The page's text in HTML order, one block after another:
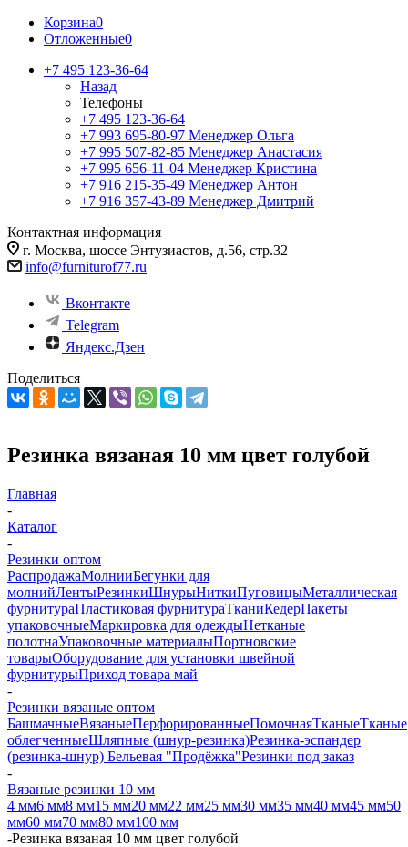
Корзина0
Отложенные0
+7 495 123-36-64
Назад
Телефоны
+7 495 123-36-64
+7 993 695-80-97 Менеджер Ольга
+7 995 507-82-85 Менеджер Анастасия
+7 995 656-11-04 Менеджер Кристина
+7 916 215-35-49 Менеджер Антон
+7 916 357-43-89 Менеджер Дмитрий
Контактная информация
г. Москва, шоссе Энтузиастов, д.56, стр.32
info@furniturof77.ru
Вконтакте
Telegram
Яндекс.Дзен
Поделиться
Резинка вязаная 10 мм цвет голубой
Главная
-
Каталог
-
Резинки оптом
РаспродажаМолнииБегунки для
молнийЛентыРезинкиШнурыНиткиПуговицыМеталлическая
фурнитураПластиковая фурнитураТканиКедерПакеты
упаковочныеМаркировка для одеждыНетканые
полотнаУпаковочные материалыПортновские
товарыОборудование для установки швейной
фурнитурыПриход товара май
-
Резинки вязаные оптом
БашмачныеВязаныеПерфорированныеПомочнаяТканыеТканые
облегченныеШляпные (шнур-резинка)Резинка-эспандер
(резинка-шнур) Бельевая "Продёжка"Резинки под заказ
-
Вязаные резинки 10 мм
4 мм6 мм8 мм15 мм20 мм22 мм25 мм30 мм35 мм40 мм45 мм50
мм60 мм70 мм80 мм100 мм
-Резинка вязаная 10 мм цвет голубой